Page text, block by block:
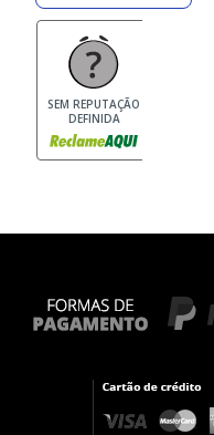
SEM REPUTAÇÃO
DEFINIDA